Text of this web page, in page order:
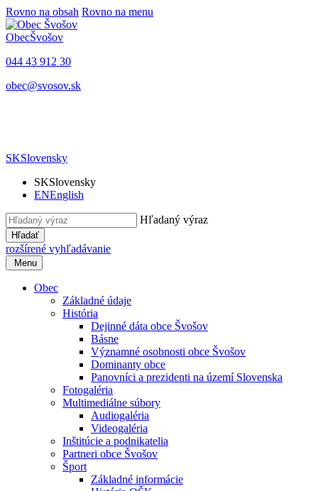
Rovno na obsah Rovno na menu
ObecŠvošov
044 43 912 30
obec@svosov.sk
SKSlovensky
SKSlovensky
ENEnglish
Hľadaný výraz
Hľadať
rozšírené vyhľadávanie
Menu
Obec
Základné údaje
História
Dejinné dáta obce Švošov
Básne
Významné osobnosti obce Švošov
Dominanty obce
Panovníci a prezidenti na území Slovenska
Fotogaléria
Multimediálne súbory
Audiogaléria
Videogaléria
Inštitúcie a podnikatelia
Partneri obce Švošov
Šport
Základné informácie